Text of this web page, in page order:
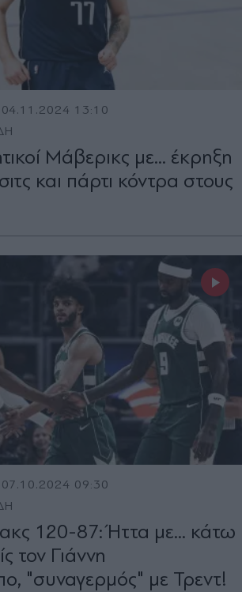
04.11.2024 13:10
Μάβερικς με... έκρηξη
και πάρτι κόντρα στους
07.10.2024 09:30
120-87: Ήττα με... κάτω
τον Γιάννη
"συναγερμός" με Τρεντ!